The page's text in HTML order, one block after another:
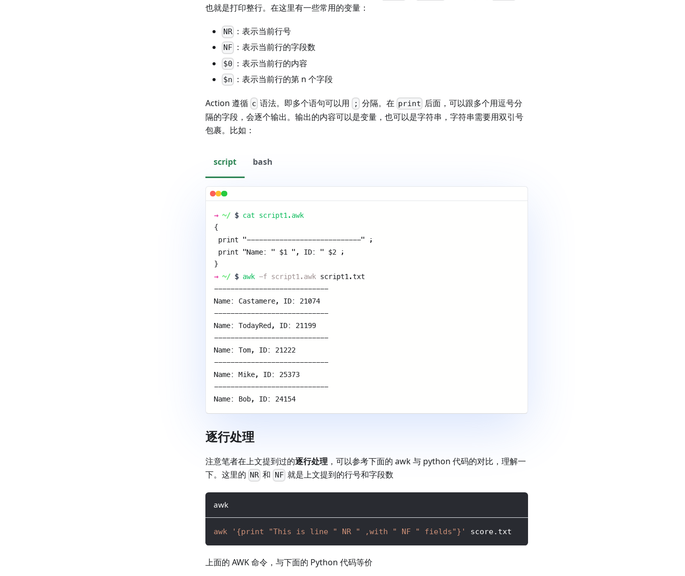
也就是打印整行。在这里有一些常用的变量：
NR ：表示当前行号
NF ：表示当前行的字段数
$0 ：表示当前行的内容
$n ：表示当前行的第 n 个字段
Action 遵循 c 语法。即多个语句可以用 ; 分隔。在 print 后面，可以跟多个用逗号分
隔的字段，会逐个输出。输出的内容可以是变量，也可以是字符串，字符串需要用双引号
包裹。比如：
script bash
→ ~/ $ cat script1.awk
{
print "----------------------------" ;
print "Name: " $1 ", ID: " $2 ;
}
→ ~/ $ awk -f script1.awk script1.txt
----------------------------
Name: Castamere, ID: 21074
----------------------------
Name: TodayRed, ID: 21199
----------------------------
Name: Tom, ID: 21222
----------------------------
Name: Mike, ID: 25373
----------------------------
Name: Bob, ID: 24154
逐行处理
注意笔者在上文提到过的逐行处理，可以参考下面的 awk 与 python 代码的对比，理解一
下。这里的 NR 和 NF就是上文提到的行号和字段数
awk
awk '{print "This is line " NR " ,with " NF " fields"}' score.txt
上面的 AWK 命令，与下面的 Python 代码等价